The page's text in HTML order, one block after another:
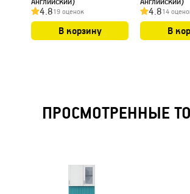
4.819 оценок
В корзину
4.814
В
ПРОСМОТРЕННЫЕ